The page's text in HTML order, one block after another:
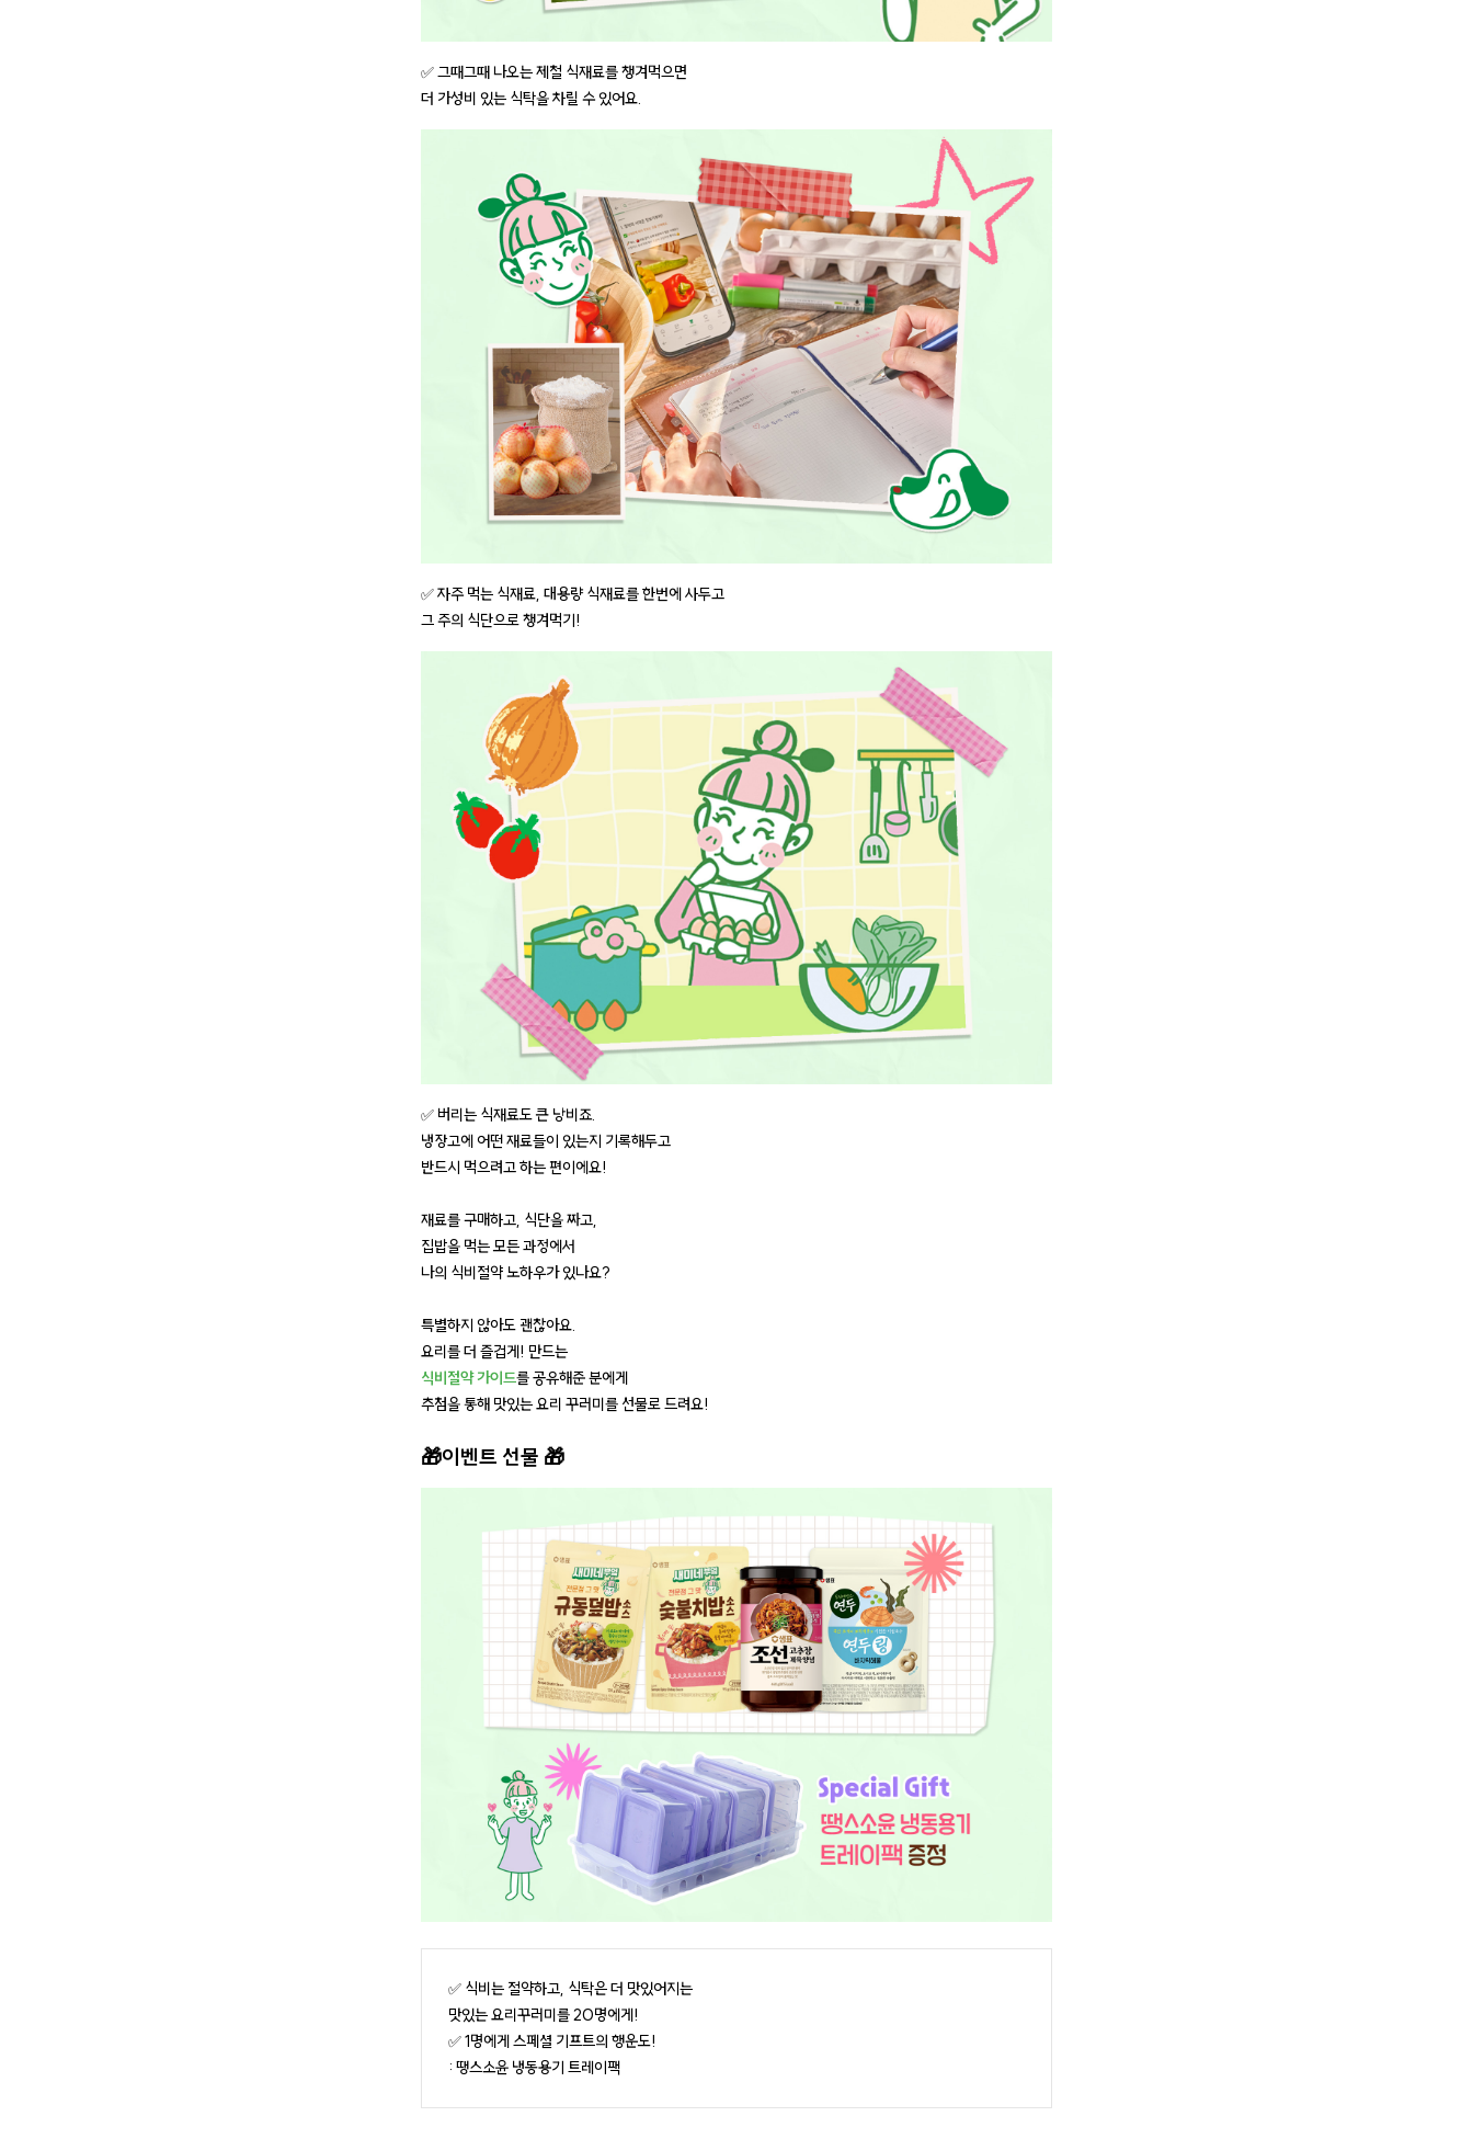
✅ 그때그때 나오는 제철 식재료를 챙겨먹으면
더 가성비 있는 식탁을 차릴 수 있어요.
✅ 자주 먹는 식재료, 대용량 식재료를 한번에 사두고
그 주의 식단으로 챙겨먹기!
✅ 버리는 식재료도 큰 낭비죠.
냉장고에 어떤 재료들이 있는지 기록해두고
반드시 먹으려고 하는 편이에요!
재료를 구매하고, 식단을 짜고,
집밥을 먹는 모든 과정에서
나의 식비절약 노하우가 있나요?
특별하지 않아도 괜찮아요.
요리를 더 즐겁게! 만드는
식비절약 가이드를 공유해준 분에게
추첨을 통해 맛있는 요리 꾸러미를 선물로 드려요!
🎁이벤트 선물 🎁
✅ 식비는 절약하고, 식탁은 더 맛있어지는
맛있는 요리꾸러미를 20명에게!
✅ 1명에게 스페셜 기프트의 행운도!
: 땡스소윤 냉동용기 트레이팩